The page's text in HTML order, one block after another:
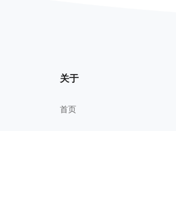
关于
首页